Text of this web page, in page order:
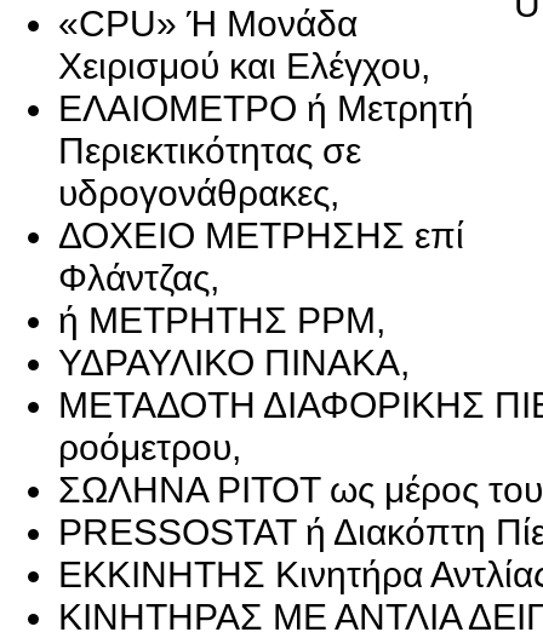
«CPU» Ή Μονάδα
Χειρισμού και Ελέγχου,
ΕΛΑΙΟΜΕΤΡΟ ή Μετρητή
Περιεκτικότητας σε
υδρογονάθρακες,
ΔΟΧΕΙΟ ΜΕΤΡΗΣΗΣ επί
Φλάντζας,
ή ΜΕΤΡΗΤΗΣ PPM,
ΥΔΡΑΥΛΙΚΟ ΠΙΝΑΚΑ,
ΜΕΤΑΔΟΤΗ ΔΙΑΦΟΡΙΚΗΣ
ροόμετρου,
ΣΩΛΗΝΑ PITOT ως μέρος
PRESSOSTAT ή Διακόπτη
ΕΚΚΙΝΗΤΗΣ Κινητήρα
ΚΙΝΗΤΗΡΑΣ ΜΕ ΑΝΤΛΙΑ